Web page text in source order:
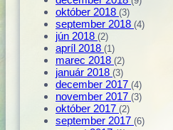
október 2018 (3)
september 2018 (4)
jún 2018 (2)
apríl 2018 (1)
marec 2018 (2)
január 2018 (3)
december 2017 (4)
november 2017 (3)
október 2017 (2)
september 2017 (6)